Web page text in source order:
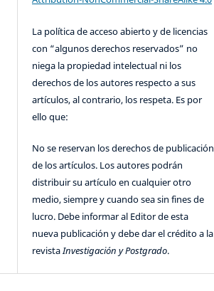
La política de acceso abierto y de licencias
con “algunos derechos reservados” no
niega la propiedad intelectual ni los
derechos de los autores respecto a sus
artículos, al contrario, los respeta. Es por
ello que:
No se reservan los derechos de publicación
de los artículos. Los autores podrán
distribuir su artículo en cualquier otro
medio, siempre y cuando sea sin fines de
lucro. Debe informar al Editor de esta
nueva publicación y debe dar el crédito a la
revista Investigación y Postgrado.